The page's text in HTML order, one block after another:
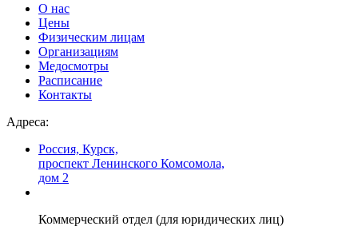
О нас
Цены
Физическим лицам
Организациям
Медосмотры
Расписание
Контакты
Адреса:
Россия, Курск,
проспект Ленинского Комсомола,
дом 2
Коммерческий отдел (для юридических лиц)